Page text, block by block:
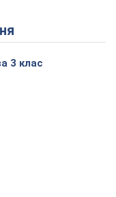
3 клас